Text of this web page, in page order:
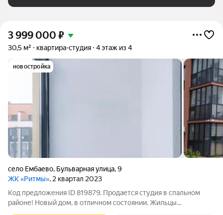
3 999 000 ₽
30,5 м² квартира-студия 4 этаж из 4
новостройка
село Ембаево, Бульварная улица,9
ЖК «Ритмы», 2 квартал 2023
Код предложения ID 819879. Продается студия в спальном
районе! Новый дом, в отличном состоянии. Жильцы